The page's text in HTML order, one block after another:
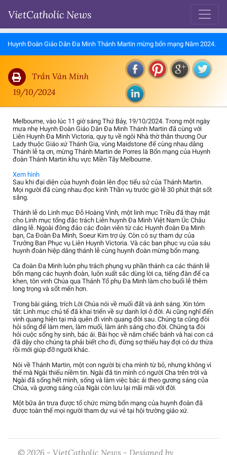
VietCatholic News
Huynh Đoàn Giáo Dân Đa Minh Thánh Martin mừng bổn mạng Năm 2024.
Trần Văn Minh
19/10/2024
Melbourne, vào lúc 11 giờ sáng Thứ Bảy, 19/10/2024. Trong một ngày
mưa nhẹ Huynh Đoàn Giáo Dân Đa Minh Thánh Martin đã cùng với
Liên Huynh Đa Minh Victoria, quy tụ về ngôi Nhà thờ thân thương Our
Lady thuộc Giáo xứ Thánh Gia, vùng Maidstone để cùng nhau dâng
Thánh lễ tạ ơn, mừng Thánh Martin de Porres là Bổn mạng của Huynh
đoàn Thánh Martin khu vực Miền Tây Melbourne.
Xem hình
Sau khi đại diện của huynh đoàn lên đọc tiểu sử của Thánh Martin.
Mọi người đã cùng nhau đọc kinh Thần vụ trước giờ lễ 30 phút thật sốt
sắng.
Thánh lễ do Linh mục Đỗ Hoàng Vinh, một linh mục Triều đã thay mặt
cho Linh mục tổng đặc trách Liên huynh Đa Minh Việt Nam Úc Châu
dâng lễ. Ngoài đông đảo các đoàn viên từ các Huynh đoàn Đa Minh
bạn, Ca Đoàn Đa Minh, Soeur Kim trợ úy. Còn có sự tham dự của
Trưởng Ban Phục vụ Liên Huynh Victoria. Và các ban phục vụ của sáu
huynh đoàn hiệp dâng thánh lễ cùng huynh đoàn mừng bổn mạng.
Ca đoàn Đa Minh luôn phụ trách phụng vụ phần thánh ca các thánh lễ
bổn mạng các huynh đoàn, luôn xuất sắc dùng lời ca, tiếng đàn để ca
khen, tôn vinh Chúa qua Thánh Tổ phụ Đa Minh làm cho buổi lễ thêm
long trọng và sốt mến hơn.
Trong bài giảng, trích Lời Chúa nói về muối đất và ánh sáng. Xin tóm
tắt: Linh mục chủ tế đã khai triển về sự danh lợi ở đời. Ai cũng nghĩ đến
vinh quang hiện tại mà quên đi vinh quang đời sau. Chúng ta cũng đòi
hỏi sống để làm men, làm muối, làm ánh sáng cho đời. Chúng ta đòi
hỏi cuộc sống hy sinh, bác ái. Bài học về năm chiếc bánh và hai con cá
đã dậy cho chúng ta phải biết cho đi, đừng sợ thiếu hay đợi có dư thừa
rồi mới giúp đỡ người khác.
Nói về Thánh Martin, một con người bị cha mình từ bỏ, nhưng không vì
thế mà Ngài thiếu niềm tin. Ngài đã tin mình có người Cha trên trời và
Ngài đã sống hết mình, sống và làm việc bác ái theo gương sáng của
Chúa, và gương sáng của Ngài còn lưu lại mãi mãi với đời.
Một bữa ăn trưa được tổ chức mừng bổn mạng của huynh đoàn đã
được toàn thể mọi người tham dự vui vẻ tại hội trường giáo xứ.
© 2026 - VietCatholic News - Designed by